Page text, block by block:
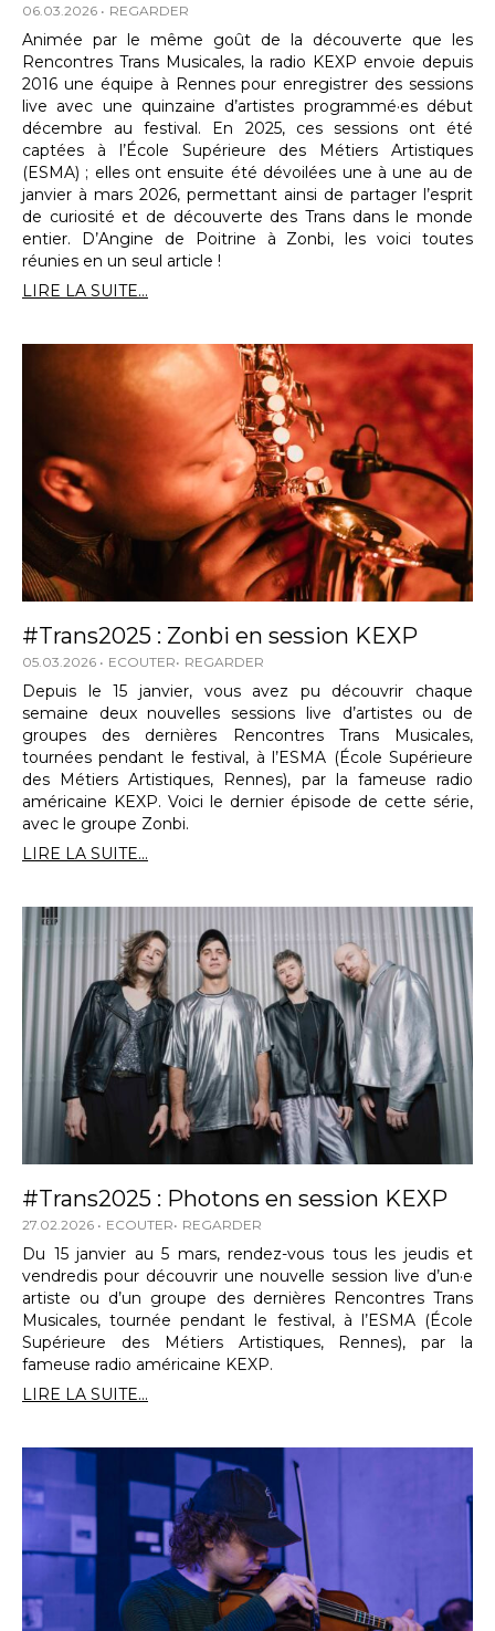
06.03.2026 REGARDER
Animée par le même goût de la découverte que les
Rencontres Trans Musicales, la radio KEXP envoie depuis
2016 une équipe à Rennes pour enregistrer des sessions
live avec une quinzaine d’artistes programmé·es début
décembre au festival. En 2025, ces sessions ont été
captées à l’École Supérieure des Métiers Artistiques
(ESMA) ; elles ont ensuite été dévoilées une à une au de
janvier à mars 2026, permettant ainsi de partager l’esprit
de curiosité et de découverte des Trans dans le monde
entier. D’Angine de Poitrine à Zonbi, les voici toutes
réunies en un seul article !
LIRE LA SUITE...
#Trans2025 : Zonbi en session KEXP
05.03.2026 ECOUTER REGARDER
Depuis le 15 janvier, vous avez pu découvrir chaque
semaine deux nouvelles sessions live d’artistes ou de
groupes des dernières Rencontres Trans Musicales,
tournées pendant le festival, à l’ESMA (École Supérieure
des Métiers Artistiques, Rennes), par la fameuse radio
américaine KEXP. Voici le dernier épisode de cette série,
avec le groupe Zonbi.
LIRE LA SUITE...
#Trans2025 : Photons en session KEXP
27.02.2026 ECOUTER REGARDER
Du 15 janvier au 5 mars, rendez-vous tous les jeudis et
vendredis pour découvrir une nouvelle session live d’un·e
artiste ou d’un groupe des dernières Rencontres Trans
Musicales, tournée pendant le festival, à l’ESMA (École
Supérieure des Métiers Artistiques, Rennes), par la
fameuse radio américaine KEXP.
LIRE LA SUITE...